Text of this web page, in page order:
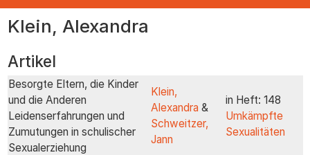
zum
Klein, Alexandra
Artikel
Besorgte Eltern, die Kinder
und die Anderen
Leidenserfahrungen und
Zumutungen in schulischer
Sexualerziehung
Klein,
Alexandra &
Schweitzer,
Jann
in Heft: 148
Umkämpfte
Sexualitäten